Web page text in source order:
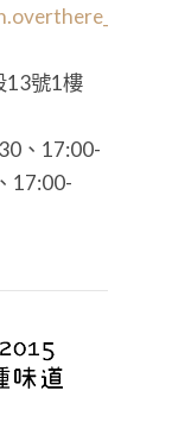
13號1樓
、17:00-
17:00-